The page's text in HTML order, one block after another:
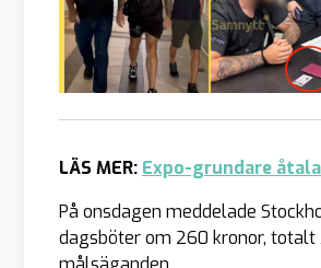
LÄS MER: Expo-grundare
På onsdagen meddelade
dagsböter om 260 kronor, totalt